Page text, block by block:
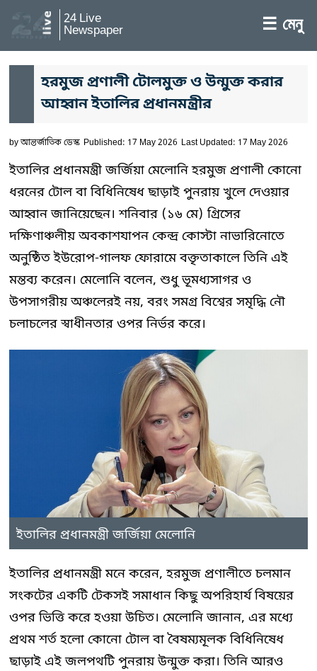
24 Live
Newspaper ☰ মেনু
হরমুজ প্রণালী টোলমুক্ত ও উন্মুক্ত করার
আহ্বান ইতালির প্রধানমন্ত্রীর
byআন্তর্জাতিক ডেস্ক Published: 17 May 2026 Last Updated: 17 May 2026
ইতালির প্রধানমন্ত্রী জর্জিয়া মেলোনি হরমুজ প্রণালী কোনো
ধরনের টোল বা বিধিনিষেধ ছাড়াই পুনরায় খুলে দেওয়ার
আহ্বান জানিয়েছেন। শনিবার (১৬ মে) গ্রিসের
দক্ষিণাঞ্চলীয় অবকাশযাপন কেন্দ্র কোস্টা নাভারিনোতে
অনুষ্ঠিত ইউরোপ-গালফ ফোরামে বক্তৃতাকালে তিনি এই
মন্তব্য করেন। মেলোনি বলেন, শুধু ভূমধ্যসাগর ও
উপসাগরীয় অঞ্চলেরই নয়, বরং সমগ্র বিশ্বের সমৃদ্ধি নৌ
চলাচলের স্বাধীনতার ওপর নির্ভর করে।
ইতালির প্রধানমন্ত্রী জর্জিয়া মেলোনি
ইতালির প্রধানমন্ত্রী মনে করেন, হরমুজ প্রণালীতে চলমান
সংকটের একটি টেকসই সমাধান কিছু অপরিহার্য বিষয়ের
ওপর ভিত্তি করে হওয়া উচিত। মেলোনি জানান, এর মধ্যে
প্রথম শর্ত হলো কোনো টোল বা বৈষম্যমূলক বিধিনিষেধ
ছাড়াই এই জলপথটি পুনরায় উন্মুক্ত করা। তিনি আরও